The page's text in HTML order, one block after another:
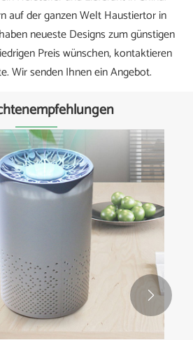
auf der ganzen Welt Haustiertor in
neueste Designs zum günstigen
Preis wünschen, kontaktieren
Wir senden Ihnen ein Angebot.
